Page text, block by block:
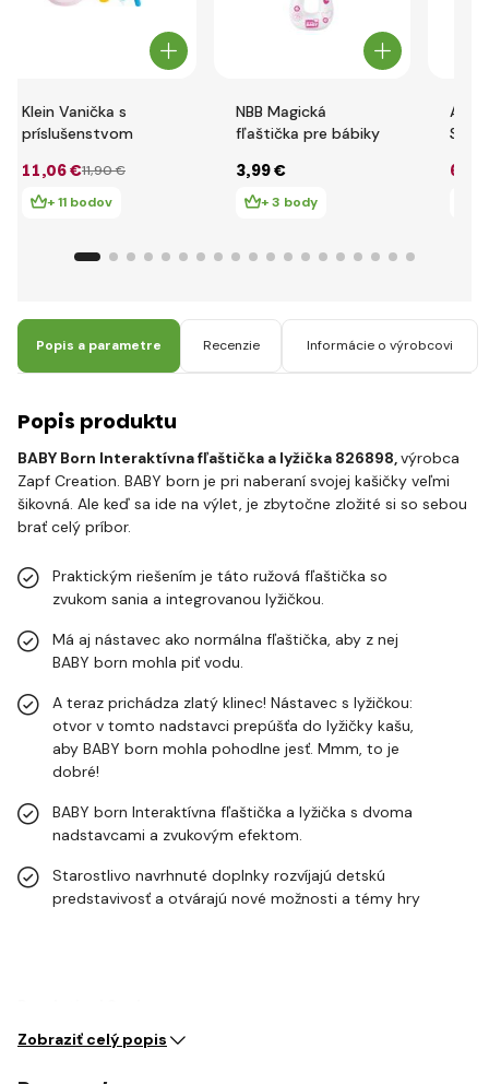
Klein Vanička s
príslušenstvom
11,06 €11,90 €
+ 11 bodov
NBB Magická
fľaštička pre bábiky
3,99 €
+ 3 body
6
Popis a parametre Recenzie Informácie o výrobcovi
Popis produktu
BABY Born Interaktívnafľaštička a lyžička 826898,výrobca
Zapf Creation. BABY born je pri naberaní svojej kašičky veľmi
šikovná. Ale keď sa ide na výlet, je zbytočne zložité si so sebou
brať celý príbor.
Praktickým riešením je táto ružová fľaštička so
zvukom sania a integrovanou lyžičkou.
Má aj nástavec ako normálna fľaštička, aby z nej
BABY born mohla piť vodu.
A teraz prichádza zlatý klinec! Nástavec s lyžičkou:
otvor v tomto nadstavci prepúšťa do lyžičky kašu,
aby BABY born mohla pohodlne jesť. Mmm, to je
dobré!
BABY born Interaktívna fľaštička a lyžička s dvoma
nadstavcami a zvukovým efektom.
Starostlivo navrhnuté doplnky rozvíjajú detskú
predstavivosť a otvárajú nové možnosti a témy hry
Zobraziť celý popis